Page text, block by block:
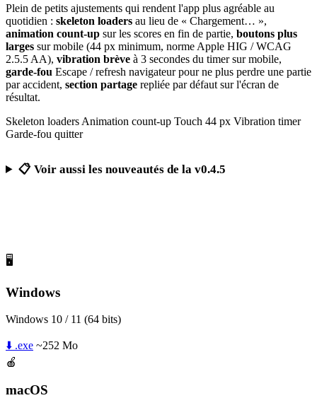
Plein de petits ajustements qui rendent l'app plus agréable au
quotidien : skeleton loaders au lieu de « Chargement… »,
animation count-up sur les scores en fin de partie, boutons plus
larges sur mobile (44 px minimum, norme Apple HIG / WCAG
2.5.5 AA), vibration brève à 3 secondes du timer sur mobile,
garde-fou Escape / refresh navigateur pour ne plus perdre une partie
par accident, section partage repliée par défaut sur l'écran de
résultat.
Skeleton loaders Animation count-up Touch 44 px Vibration timer
Garde-fou quitter
📋 Voir aussi les nouveautés de la v0.4.5
🖥️
Windows
Windows 10 / 11 (64 bits)
⬇️ .exe ~252 Mo
🍎
macOS